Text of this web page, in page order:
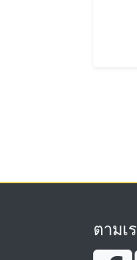
ตามเ